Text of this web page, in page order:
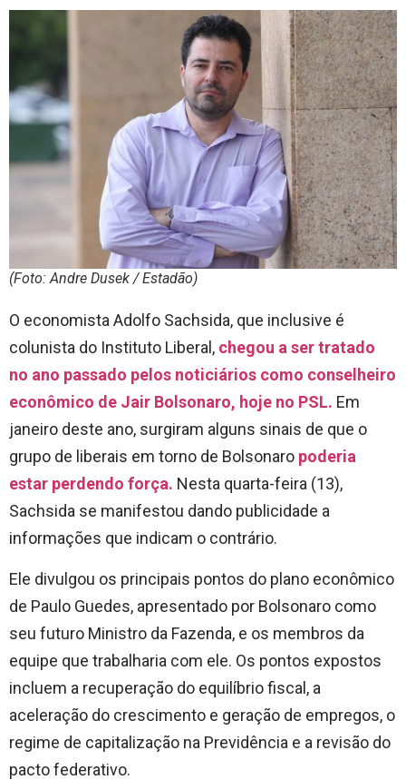
(Foto: Andre Dusek / Estadão)
O economista Adolfo Sachsida, que inclusive é
colunista do Instituto Liberal, chegou a ser tratado
no ano passado pelos noticiários como conselheiro
econômico de Jair Bolsonaro, hoje no PSL. Em
janeiro deste ano, surgiram alguns sinais de que o
grupo de liberais em torno de Bolsonaro poderia
estar perdendo força. Nesta quarta-feira (13),
Sachsida se manifestou dando publicidade a
informações que indicam o contrário.
Ele divulgou os principais pontos do plano econômico
de Paulo Guedes, apresentado por Bolsonaro como
seu futuro Ministro da Fazenda, e os membros da
equipe que trabalharia com ele. Os pontos expostos
incluem a recuperação do equilíbrio fiscal, a
aceleração do crescimento e geração de empregos, o
regime de capitalização na Previdência e a revisão do
pacto federativo.